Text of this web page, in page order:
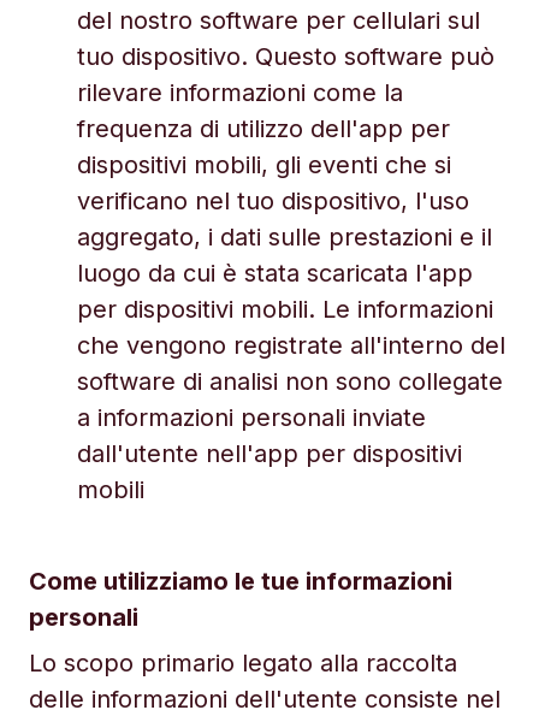
del nostro software per cellulari sul
tuo dispositivo. Questo software può
rilevare informazioni come la
frequenza di utilizzo dell'app per
dispositivi mobili, gli eventi che si
verificano nel tuo dispositivo, l'uso
aggregato, i dati sulle prestazioni e il
luogo da cui è stata scaricata l'app
per dispositivi mobili. Le informazioni
che vengono registrate all'interno del
software di analisi non sono collegate
a informazioni personali inviate
dall'utente nell'app per dispositivi
mobili
Come utilizziamo le tue informazioni
personali
Lo scopo primario legato alla raccolta
delle informazioni dell'utente consiste nel